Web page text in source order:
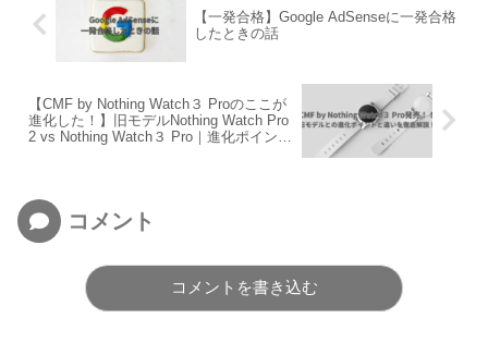
【一発合格】Google AdSenseに一発合格
したときの話
【CMF by Nothing Watch３ Proのここが
進化した！】旧モデルNothing Watch Pro
2 vs Nothing Watch３ Pro｜進化ポイント
コメント
コメントを書き込む